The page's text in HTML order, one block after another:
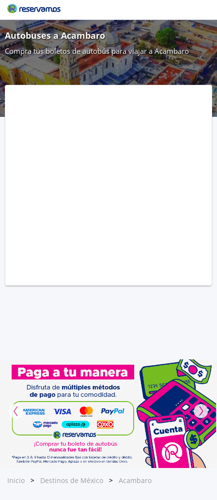
Autobuses a Acambaro
Compra tus boletos de autobús para viajar a Acambaro
Inicio Destinos de México Acambaro